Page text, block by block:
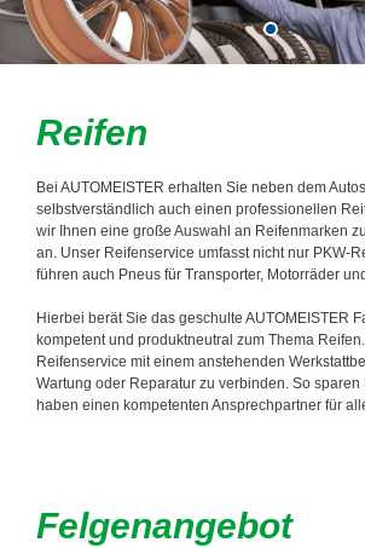
Reifen
Bei AUTOMEISTER erhalten Sie neben dem
selbstverständlich auch einen professionellen
wir Ihnen eine große Auswahl an Reifenmarken
an. Unser Reifenservice umfasst nicht nur PKW-
führen auch Pneus für Transporter, Motorräder
Hierbei berät Sie das geschulte AUTOMEISTER
kompetent und produktneutral zum Thema
Reifenservice mit einem anstehenden
Wartung oder Reparatur zu verbinden. So sparen
haben einen kompetenten Ansprechpartner für
Felgenangebot